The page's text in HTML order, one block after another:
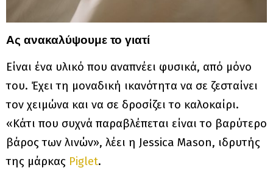
Ας ανακαλύψουμε το γιατί
Είναι ένα υλικό που αναπνέει φυσικά, από μόνο
του. Έχει τη μοναδική ικανότητα να σε ζεσταίνει
τον χειμώνα και να σε δροσίζει το καλοκαίρι.
«Κάτι που συχνά παραβλέπεται είναι το βαρύτερο
βάρος των λινών», λέει η Jessica Mason, ιδρυτής
της μάρκας Piglet.